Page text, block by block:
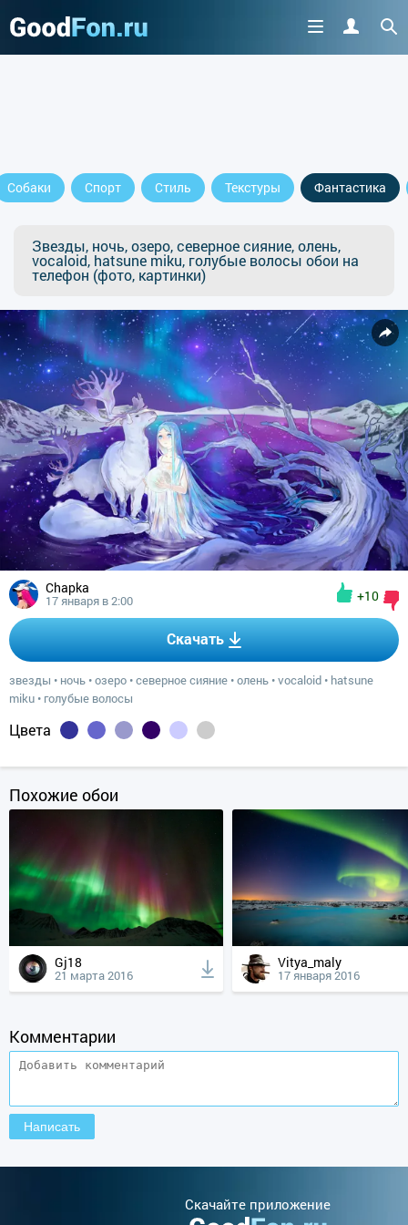
Собаки Спорт Стиль Текстуры Фантастика
Звезды, ночь, озеро, северное сияние, олень,
vocaloid, hatsune miku, голубые волосы обои на
телефон (фото, картинки)
Chapka
17 января в 2:00 +10
Скачать
звезды • ночь •озеро •северное сияние •олень •vocaloid • hatsune
miku • голубые волосы
Цвета
Похожие обои
Gj18
21 марта 2016
Vitya_maly
17 января 2016
Комментарии
Cкачайте приложение